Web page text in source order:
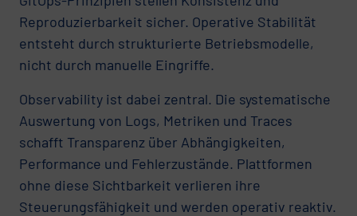
Reproduzierbarkeit sicher. Operative Stabilität
entsteht durch strukturierte Betriebsmodelle,
nicht durch manuelle Eingriffe.
Observability ist dabei zentral. Die systematische
Auswertung von Logs, Metriken und Traces
schafft Transparenz über Abhängigkeiten,
Performance und Fehlerzustände. Plattformen
ohne diese Sichtbarkeit verlieren ihre
Steuerungsfähigkeit und werden operativ reaktiv.